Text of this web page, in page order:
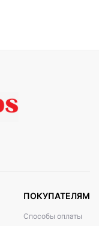
ПОКУПАТЕЛЯМ
Способы оплаты